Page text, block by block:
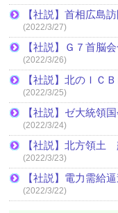
【社説】首相広島
(2022/3/27)
【社説】Ｇ７首脳
(2022/3/26)
【社説】北のＩＣ
(2022/3/25)
【社説】ゼ大統領
(2022/3/24)
【社説】北方領土
(2022/3/23)
【社説】電力需給
(2022/3/22)